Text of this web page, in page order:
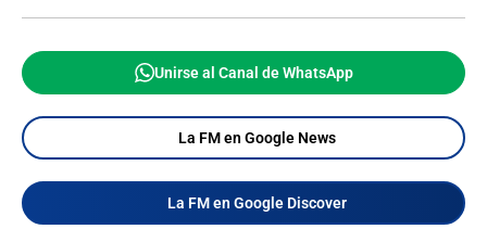
Unirse al Canal de WhatsApp
La FM en Google News
La FM en Google Discover